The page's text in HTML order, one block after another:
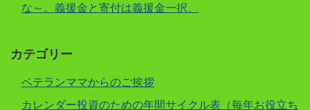
な～。義援金と寄付は義援金一択。
カテゴリー
ベテランママからのご挨拶
カレンダー投資のための年間サイクル表（毎年お役立ち